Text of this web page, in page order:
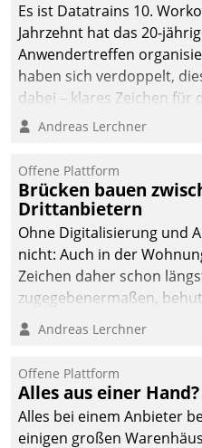
Es ist Datatrains 10.
Jahrzehnt hat das 20-
Anwendertreffen
haben sich verdoppelt,
dabei – klares Zeichen für
Fokussierung auf den
Andreas Lerchner
Offene Plattform
Brücken bauen
Drittanbietern
Ohne Digitalisierung und
nicht: Auch in der
Zeichen daher schon
zugegebenermaßen,
Branchen.
Andreas Lerchner
Offene Plattform
Alles aus einer Hand?
Alles bei einem Anbieter
einigen großen